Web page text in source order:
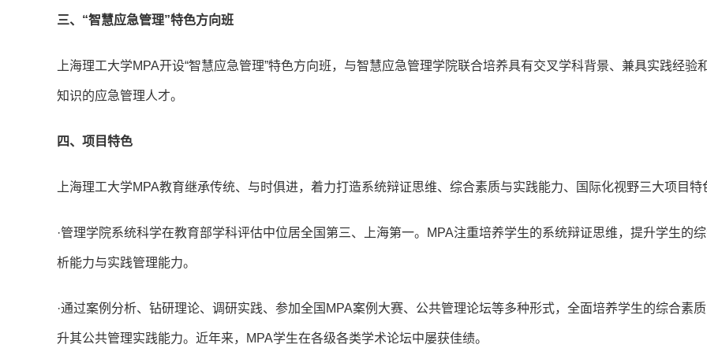
三、“智慧应急管理”特色方向班
上海理工大学MPA开设“智慧应急管理”特色方向班，与智慧应急管理学院联合培养具有交叉学科背景、兼具实践经验
知识的应急管理人才。
四、项目特色
上海理工大学MPA教育继承传统、与时俱进，着力打造系统辩证思维、综合素质与实践能力、国际化视野三大项目特
·管理学院系统科学在教育部学科评估中位居全国第三、上海第一。MPA注重培养学生的系统辩证思维，提升学生的
析能力与实践管理能力。
·通过案例分析、钻研理论、调研实践、参加全国MPA案例大赛、公共管理论坛等多种形式，全面培养学生的综合素
升其公共管理实践能力。近年来，MPA学生在各级各类学术论坛中屡获佳绩。